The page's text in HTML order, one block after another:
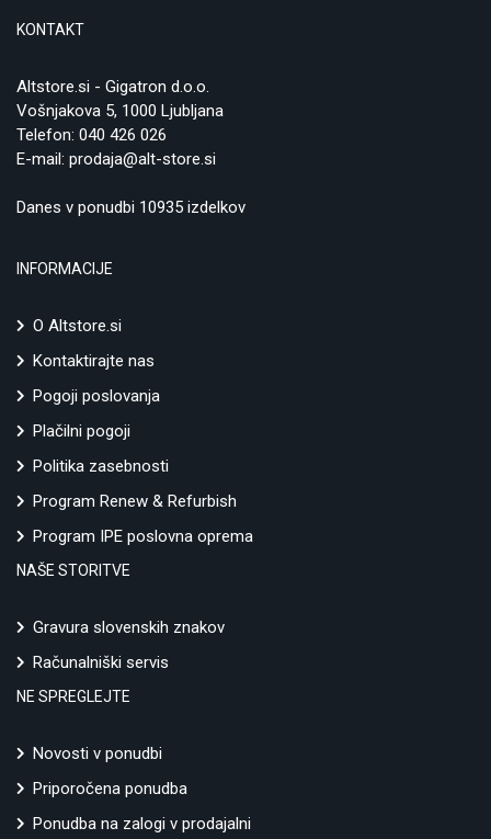
KONTAKT
Altstore.si - Gigatron d.o.o.
Vošnjakova 5, 1000 Ljubljana
Telefon: 040 426 026
E-mail: prodaja@alt-store.si
Danes v ponudbi 10935 izdelkov
INFORMACIJE
O Altstore.si
Kontaktirajte nas
Pogoji poslovanja
Plačilni pogoji
Politika zasebnosti
Program Renew & Refurbish
Program IPE poslovna oprema
NAŠE STORITVE
Gravura slovenskih znakov
Računalniški servis
NE SPREGLEJTE
Novosti v ponudbi
Priporočena ponudba
Ponudba na zalogi v prodajalni